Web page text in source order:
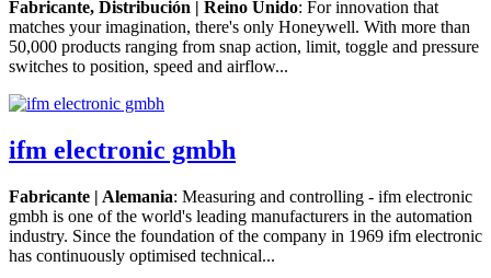
Fabricante, Distribución | Reino Unido: For innovation that
matches your imagination, there's only Honeywell. With more than
50,000 products ranging from snap action, limit, toggle and pressure
switches to position, speed and airflow...
ifm electronic gmbh
Fabricante | Alemania: Measuring and controlling - ifm electronic
gmbh is one of the world's leading manufacturers in the automation
industry. Since the foundation of the company in 1969 ifm electronic
has continuously optimised technical...